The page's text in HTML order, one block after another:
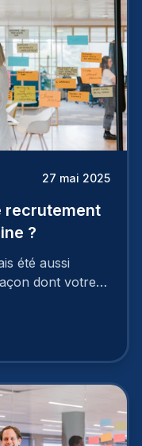
27 mai 2025
recrutement
?
été aussi
dont votre